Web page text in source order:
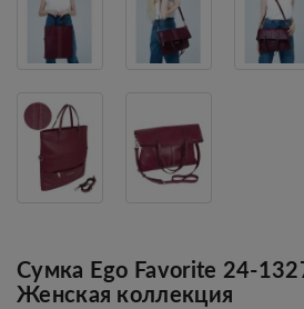
Сумка Ego Favorite 24-
Женская коллекция